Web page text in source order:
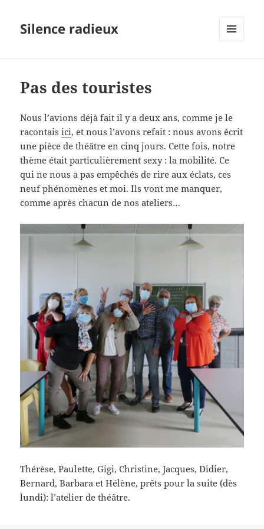
Silence radieux
Pas des touristes
Nous l’avions déjà fait il y a deux ans, comme je le
racontaisici, et nous l’avons refait : nous avons écrit
une pièce de théâtre en cinq jours. Cette fois, notre
thème était particulièrement sexy : la mobilité. Ce
qui ne nous a pas empêchés de rire aux éclats, ces
neuf phénomènes et moi. Ils vont me manquer,
comme après chacun de nos ateliers…
Thérèse, Paulette, Gigi, Christine, Jacques, Didier,
Bernard, Barbara et Hélène, prêts pour la suite (dès
lundi): l’atelier de théâtre.